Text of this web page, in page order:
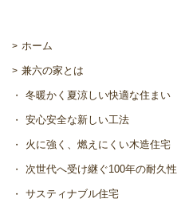
ホーム
兼六の家とは
冬暖かく夏涼しい快適な住まい
安心安全な新しい工法
火に強く、燃えにくい木造住宅
次世代へ受け継ぐ100年の耐久性
サスティナブル住宅